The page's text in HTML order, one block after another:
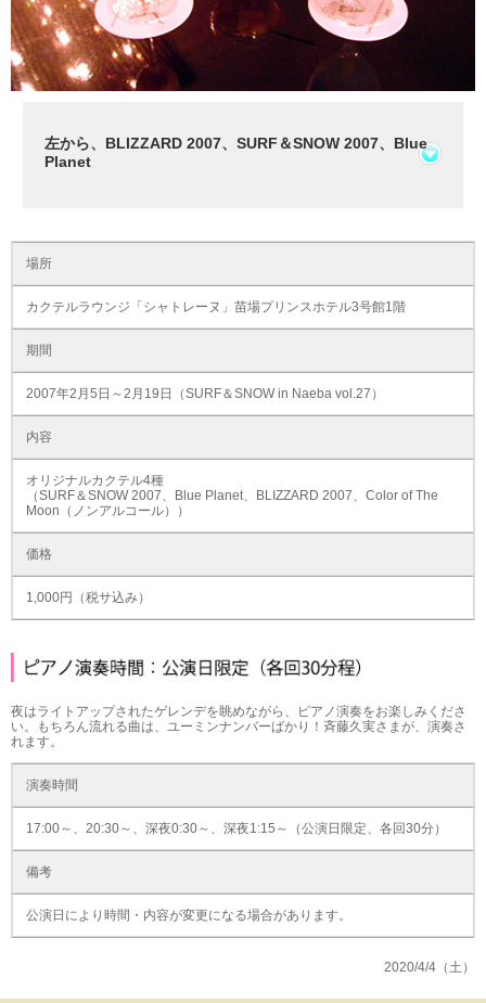
左から、BLIZZARD 2007、SURF＆SNOW 2007、Blue
Planet
場所
カクテルラウンジ「シャトレーヌ」苗場プリンスホテル3号館1階
期間
2007年2月5日～2月19日（SURF＆SNOW in Naeba vol.27）
内容
オリジナルカクテル4種
（SURF＆SNOW 2007、Blue Planet、BLIZZARD 2007、Color of The
Moon（ノンアルコール））
価格
1,000円（税サ込み）
夜はライトアップされたゲレンデを眺めながら、ピアノ演奏をお楽しみくださ
い。もちろん流れる曲は、ユーミンナンバーばかり！斉藤久実さまが、演奏さ
れます。
演奏時間
17:00～、20:30～、深夜0:30～、深夜1:15～（公演日限定、各回30分）
備考
公演日により時間・内容が変更になる場合があります。
2020/4/4（土）